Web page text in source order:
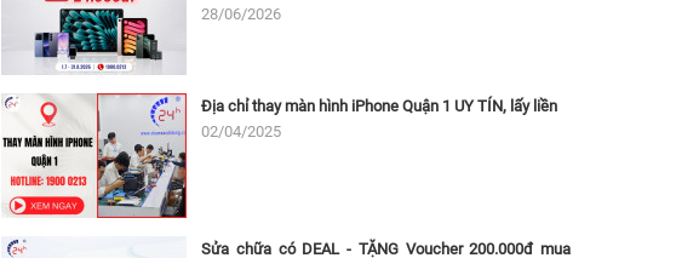
28/06/2026
Địa chỉ thay màn hình iPhone Quận 1 UY TÍN, lấy liền
02/04/2025
Sửa chữa có DEAL - TẶNG Voucher 200.000đ mua